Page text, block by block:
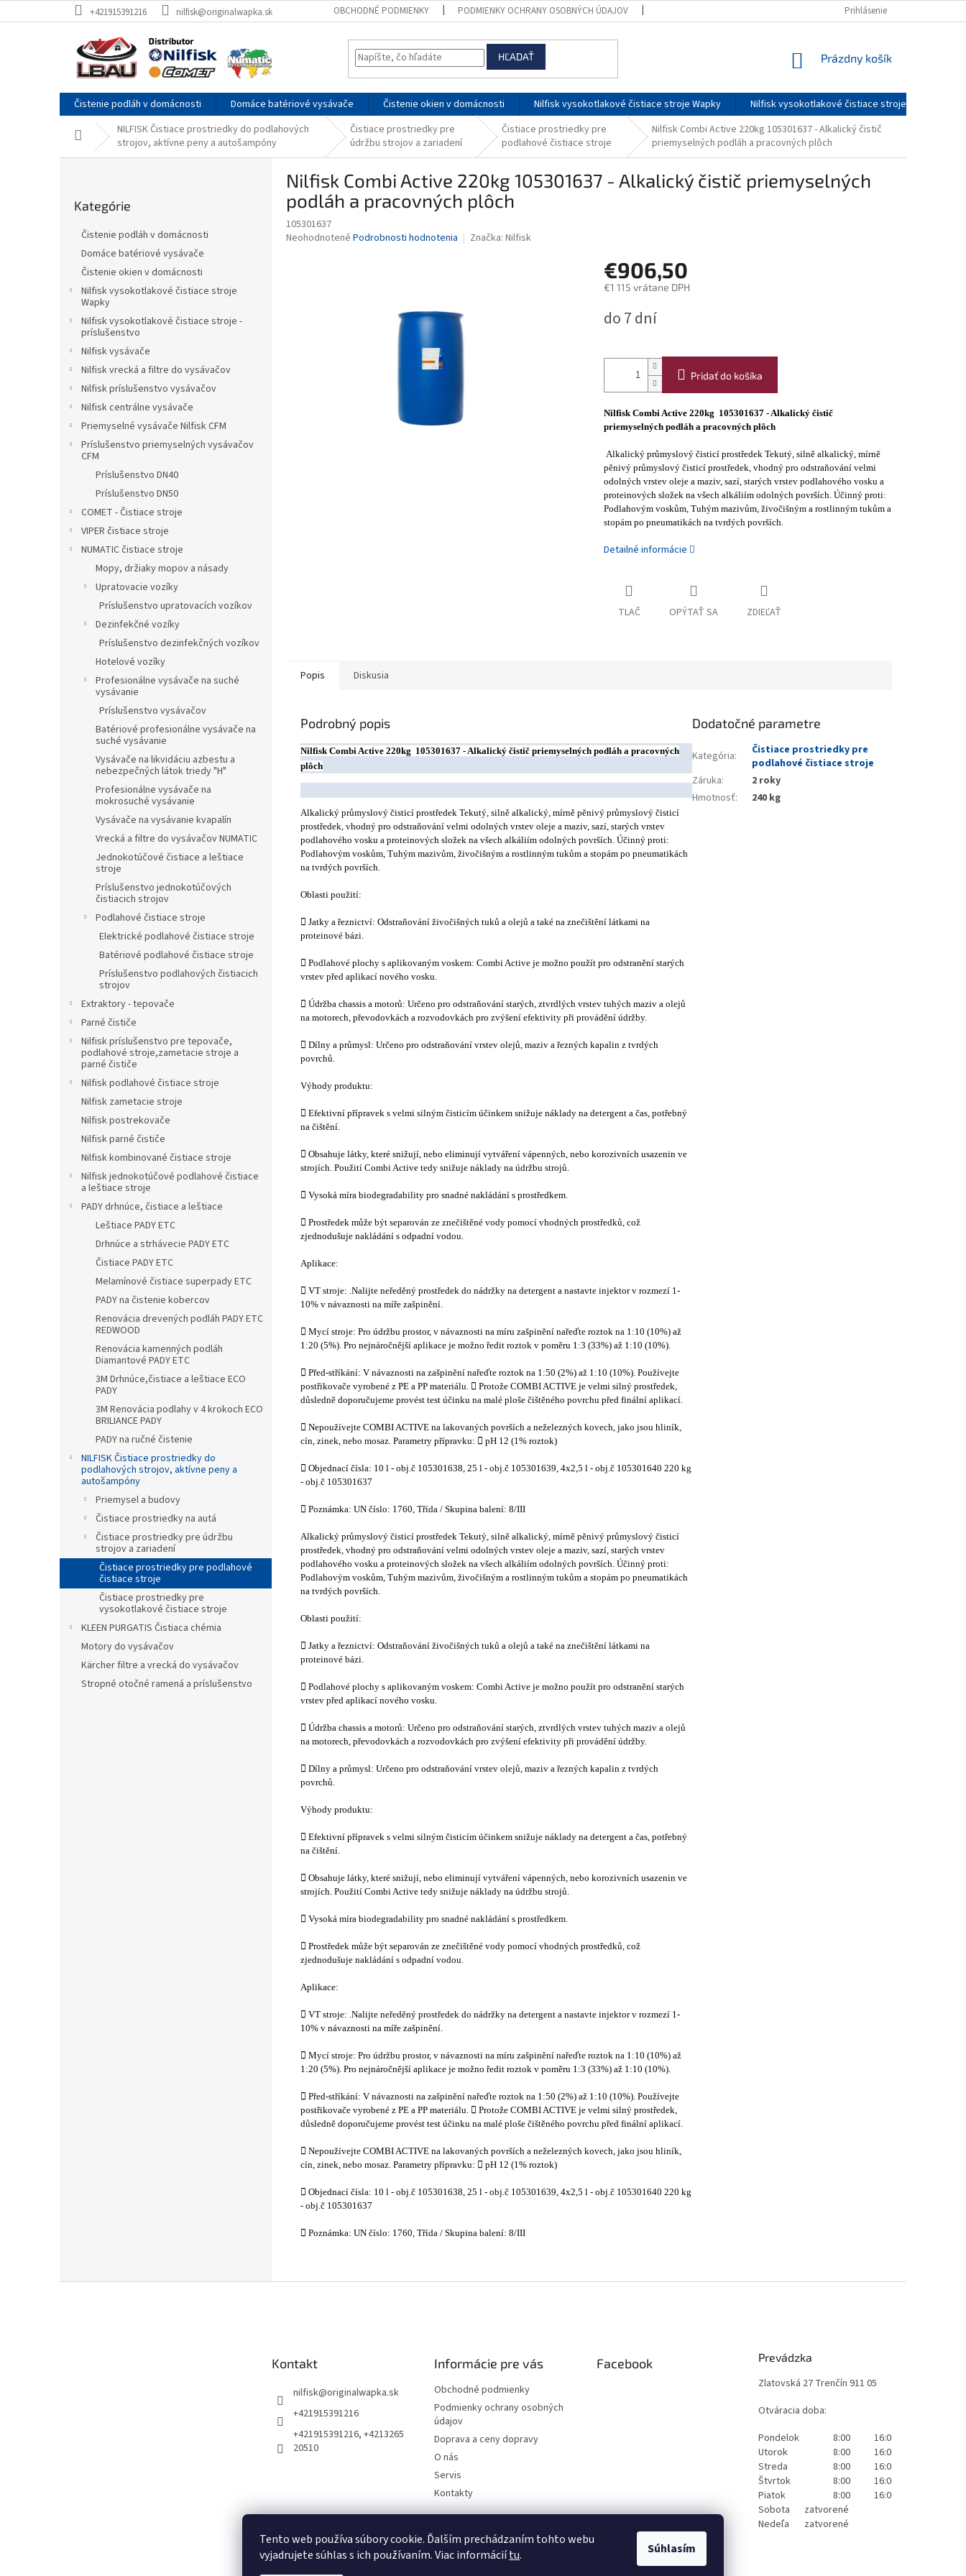
Tento web používa súbory cookie. Ďalším prechádzaním tohto webu
vyjadrujete súhlas s ich používaním. Viac informáciítu. Súhlasím
na
+421915391216 nilfisk@originalwapka.sk OBCHODNÉ PODMIENKY PODMIENKY OCHRANY OSOBNÝCH ÚDAJOV SERVIS
Prihlásenie
HĽADAŤ
NÁKUPNÝ
Prázdny košík
Čistenie podláh v domácnosti Domáce batériové vysávače Čistenie okien v domácnosti Nilfisk vysokotlakové čistiace stroje Wapky Nilfisk vysokotlakové čistiace stroje -
DomovNILFISK Čistiace prostriedky do podlahových
strojov, aktívne peny a autošampóny
Čistiace prostriedky pre
údržbu strojov a zariadení
Čistiace prostriedky pre
podlahové čistiace stroje
Nilfisk Combi Active 220kg 105301637 - Alkalický čistič
priemyselných podláh a pracovných plôch
kategórie
Kategórie
Čistenie podláh v domácnosti
Domáce batériové vysávače
Čistenie okien v domácnosti
Nilfisk vysokotlakové čistiace stroje
Wapky
Nilfisk vysokotlakové čistiace stroje -
príslušenstvo
Nilfisk vysávače
Nilfisk vrecká a filtre do vysávačov
Nilfisk príslušenstvo vysávačov
Nilfisk centrálne vysávače
Priemyselné vysávače Nilfisk CFM
Príslušenstvo priemyselných vysávačov
CFM
Príslušenstvo DN40
Príslušenstvo DN50
COMET - Čistiace stroje
VIPER čistiace stroje
NUMATIC čistiace stroje
Mopy, držiaky mopov a násady
Upratovacie vozíky
Príslušenstvo upratovacích vozíkov
Dezinfekčné vozíky
Príslušenstvo dezinfekčných vozíkov
Hotelové vozíky
Profesionálne vysávače na suché
vysávanie
Príslušenstvo vysávačov
Batériové profesionálne vysávače na
suché vysávanie
Vysávače na likvidáciu azbestu a
nebezpečných látok triedy "H"
Profesionálne vysávače na
mokrosuché vysávanie
Vysávače na vysávanie kvapalín
Vrecká a filtre do vysávačov NUMATIC
Jednokotúčové čistiace a leštiace
stroje
Príslušenstvo jednokotúčových
čistiacich strojov
Podlahové čistiace stroje
Elektrické podlahové čistiace stroje
Batériové podlahové čistiace stroje
Príslušenstvo podlahových čistiacich
strojov
Extraktory - tepovače
Parné čističe
Nilfisk príslušenstvo pre tepovače,
podlahové stroje,zametacie stroje a
parné čističe
Nilfisk podlahové čistiace stroje
Nilfisk zametacie stroje
Nilfisk postrekovače
Nilfisk parné čističe
Nilfisk kombinované čistiace stroje
Nilfisk jednokotúčové podlahové čistiace
a leštiace stroje
PADY drhnúce, čistiace a leštiace
Leštiace PADY ETC
Drhnúce a strhávecie PADY ETC
Čistiace PADY ETC
Melamínové čistiace superpady ETC
PADY na čistenie kobercov
Renovácia drevených podláh PADY ETC
REDWOOD
Renovácia kamenných podláh
Diamantové PADY ETC
3M Drhnúce,čistiace a leštiace ECO
PADY
3M Renovácia podlahy v 4 krokoch ECO
BRILIANCE PADY
PADY na ručné čistenie
NILFISK Čistiace prostriedky do
podlahových strojov, aktívne peny a
autošampóny
Priemysel a budovy
Čistiace prostriedky na autá
Čistiace prostriedky pre údržbu
strojov a zariadení
Čistiace prostriedky pre podlahové
čistiace stroje
Čistiace prostriedky pre
vysokotlakové čistiace stroje
KLEEN PURGATIS Čistiaca chémia
Motory do vysávačov
Kärcher filtre a vrecká do vysávačov
Stropné otočné ramená a príslušenstvo
Nilfisk Combi Active 220kg 105301637 - Alkalický čistič priemyselných
podláh a pracovných plôch
105301637
Priemerné
Neohodnotené Podrobnosti hodnotenia Značka: Nilfisk
€906,50
€1 115 vrátane DPH
cena:
do 7 dní
Pridať do košíka
Nilfisk Combi Active 220kg 105301637 - Alkalický čistič
priemyselných podláh a pracovných plôch
Alkalický průmyslový čisticí prostředek Tekutý, silně alkalický, mírně
pěnivý průmyslový čisticí prostředek, vhodný pro odstraňování velmi
odolných vrstev oleje a maziv, sazí, starých vrstev podlahového vosku a
proteinových složek na všech alkáliím odolných površích. Účinný proti:
Podlahovým voskům, Tuhým mazivům, živočišným a rostlinným tukům a
stopám po pneumatikách na tvrdých površích.
Detailné informácie
TLAČ OPÝTAŤ SA ZDIEĽAŤ
Popis Diskusia
Podrobný popis
Nilfisk Combi Active 220kg 105301637 - Alkalický čistič priemyselných podláh a pracovných
plôch
Alkalický průmyslový čisticí prostředek Tekutý, silně alkalický, mírně pěnivý průmyslový čisticí
prostředek, vhodný pro odstraňování velmi odolných vrstev oleje a maziv, sazí, starých vrstev
podlahového vosku a proteinových složek na všech alkáliím odolných površích. Účinný proti:
Podlahovým voskům, Tuhým mazivům, živočišným a rostlinným tukům a stopám po pneumatikách
na tvrdých površích.
Oblasti použití:
 Jatky a řeznictví: Odstraňování živočišných tuků a olejů a také na znečištění látkami na
proteinové bázi.
 Podlahové plochy s aplikovaným voskem: Combi Active je možno použít pro odstranění starých
vrstev před aplikací nového vosku.
 Údržba chassis a motorů: Určeno pro odstraňování starých, ztvrdlých vrstev tuhých maziv a olejů
na motorech, převodovkách a rozvodovkách pro zvýšení efektivity při provádění údržby.
 Dílny a průmysl: Určeno pro odstraňování vrstev olejů, maziv a řezných kapalin z tvrdých
povrchů.
Výhody produktu:
 Efektivní přípravek s velmi silným čisticím účinkem snižuje náklady na detergent a čas, potřebný
na čištění.
 Obsahuje látky, které snižují, nebo eliminují vytváření vápenných, nebo korozivních usazenin ve
strojích. Použití Combi Active tedy snižuje náklady na údržbu strojů.
 Vysoká míra biodegradability pro snadné nakládání s prostředkem.
 Prostředek může být separován ze znečištěné vody pomocí vhodných prostředků, což
zjednodušuje nakládání s odpadní vodou.
Aplikace:
 VT stroje: .Nalijte neředěný prostředek do nádržky na detergent a nastavte injektor v rozmezí 1-
10% v návaznosti na míře zašpinění.
 Mycí stroje: Pro údržbu prostor, v návaznosti na míru zašpinění nařeďte roztok na 1:10 (10%) až
1:20 (5%). Pro nejnáročnější aplikace je možno ředit roztok v poměru 1:3 (33%) až 1:10 (10%).
 Před-stříkání: V návaznosti na zašpinění nařeďte roztok na 1:50 (2%) až 1:10 (10%). Používejte
postřikovače vyrobené z PE a PP materiálu.  Protože COMBI ACTIVE je velmi silný prostředek,
důsledně doporučujeme provést test účinku na malé ploše čištěného povrchu před finální aplikací.
 Nepoužívejte COMBI ACTIVE na lakovaných površích a neželezných kovech, jako jsou hliník,
cín, zinek, nebo mosaz. Parametry přípravku:  pH 12 (1% roztok)
 Objednací čísla: 10 l - obj.č 105301638, 25 l - obj.č 105301639, 4x2,5 l - obj.č 105301640 220 kg
- obj.č 105301637
 Poznámka: UN číslo: 1760, Třída / Skupina balení: 8/III
Alkalický průmyslový čisticí prostředek Tekutý, silně alkalický, mírně pěnivý průmyslový čisticí
prostředek, vhodný pro odstraňování velmi odolných vrstev oleje a maziv, sazí, starých vrstev
podlahového vosku a proteinových složek na všech alkáliím odolných površích. Účinný proti:
Podlahovým voskům, Tuhým mazivům, živočišným a rostlinným tukům a stopám po pneumatikách
na tvrdých površích.
Oblasti použití:
 Jatky a řeznictví: Odstraňování živočišných tuků a olejů a také na znečištění látkami na
proteinové bázi.
 Podlahové plochy s aplikovaným voskem: Combi Active je možno použít pro odstranění starých
vrstev před aplikací nového vosku.
 Údržba chassis a motorů: Určeno pro odstraňování starých, ztvrdlých vrstev tuhých maziv a olejů
na motorech, převodovkách a rozvodovkách pro zvýšení efektivity při provádění údržby.
 Dílny a průmysl: Určeno pro odstraňování vrstev olejů, maziv a řezných kapalin z tvrdých
povrchů.
Výhody produktu:
 Efektivní přípravek s velmi silným čisticím účinkem snižuje náklady na detergent a čas, potřebný
na čištění.
 Obsahuje látky, které snižují, nebo eliminují vytváření vápenných, nebo korozivních usazenin ve
strojích. Použití Combi Active tedy snižuje náklady na údržbu strojů.
 Vysoká míra biodegradability pro snadné nakládání s prostředkem.
 Prostředek může být separován ze znečištěné vody pomocí vhodných prostředků, což
zjednodušuje nakládání s odpadní vodou.
Aplikace:
 VT stroje: .Nalijte neředěný prostředek do nádržky na detergent a nastavte injektor v rozmezí 1-
10% v návaznosti na míře zašpinění.
 Mycí stroje: Pro údržbu prostor, v návaznosti na míru zašpinění nařeďte roztok na 1:10 (10%) až
1:20 (5%). Pro nejnáročnější aplikace je možno ředit roztok v poměru 1:3 (33%) až 1:10 (10%).
 Před-stříkání: V návaznosti na zašpinění nařeďte roztok na 1:50 (2%) až 1:10 (10%). Používejte
postřikovače vyrobené z PE a PP materiálu.  Protože COMBI ACTIVE je velmi silný prostředek,
důsledně doporučujeme provést test účinku na malé ploše čištěného povrchu před finální aplikací.
 Nepoužívejte COMBI ACTIVE na lakovaných površích a neželezných kovech, jako jsou hliník,
cín, zinek, nebo mosaz. Parametry přípravku:  pH 12 (1% roztok)
 Objednací čísla: 10 l - obj.č 105301638, 25 l - obj.č 105301639, 4x2,5 l - obj.č 105301640 220 kg
- obj.č 105301637
 Poznámka: UN číslo: 1760, Třída / Skupina balení: 8/III
Dodatočné parametre
Kategória:
Čistiace prostriedky pre
podlahové čistiace stroje
Záruka:
2 roky
Hmotnosť: 240 kg
Kontakt
nilfisk@originalwapka.sk
+421915391216
+421915391216, +4213265
20510
Informácie pre vás
Obchodné podmienky
Podmienky ochrany osobných
údajov
Doprava a ceny dopravy
O nás
Servis
Kontakty
Facebook Prevádzka
Zlatovská 27 Trenčín 911 05
Otváracia doba:
Pondelok
8:00
16:00
Utorok
8:00
16:00
Streda
8:00
16:00
Štvrtok
8:00
16:00
Piatok
8:00
16:00
Sobota
zatvorené
Nedeľa
zatvorené